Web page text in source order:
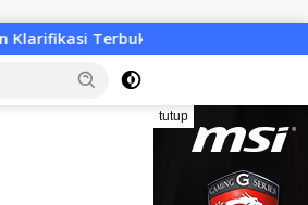
Ketua Komisi IV DPRD NTB Hamdan
tutup